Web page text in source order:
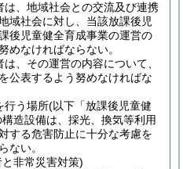
、地域社会との交流及び連携
域社会に対し、当該放課後児
後児童健全育成事業の運営の
めなければならない。
、その運営の内容について、
公表するよう努めなければな
行う場所(以下「放課後児童健
構造設備は、採光、換気等利用
する危害防止に十分な考慮を
ない。
非常災害対策)